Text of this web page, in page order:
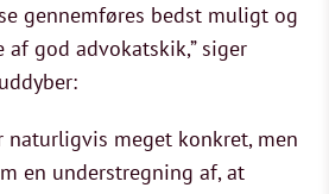
gennemføres bedst muligt og
god advokatskik,” siger
naturligvis meget konkret, men
en understregning af, at